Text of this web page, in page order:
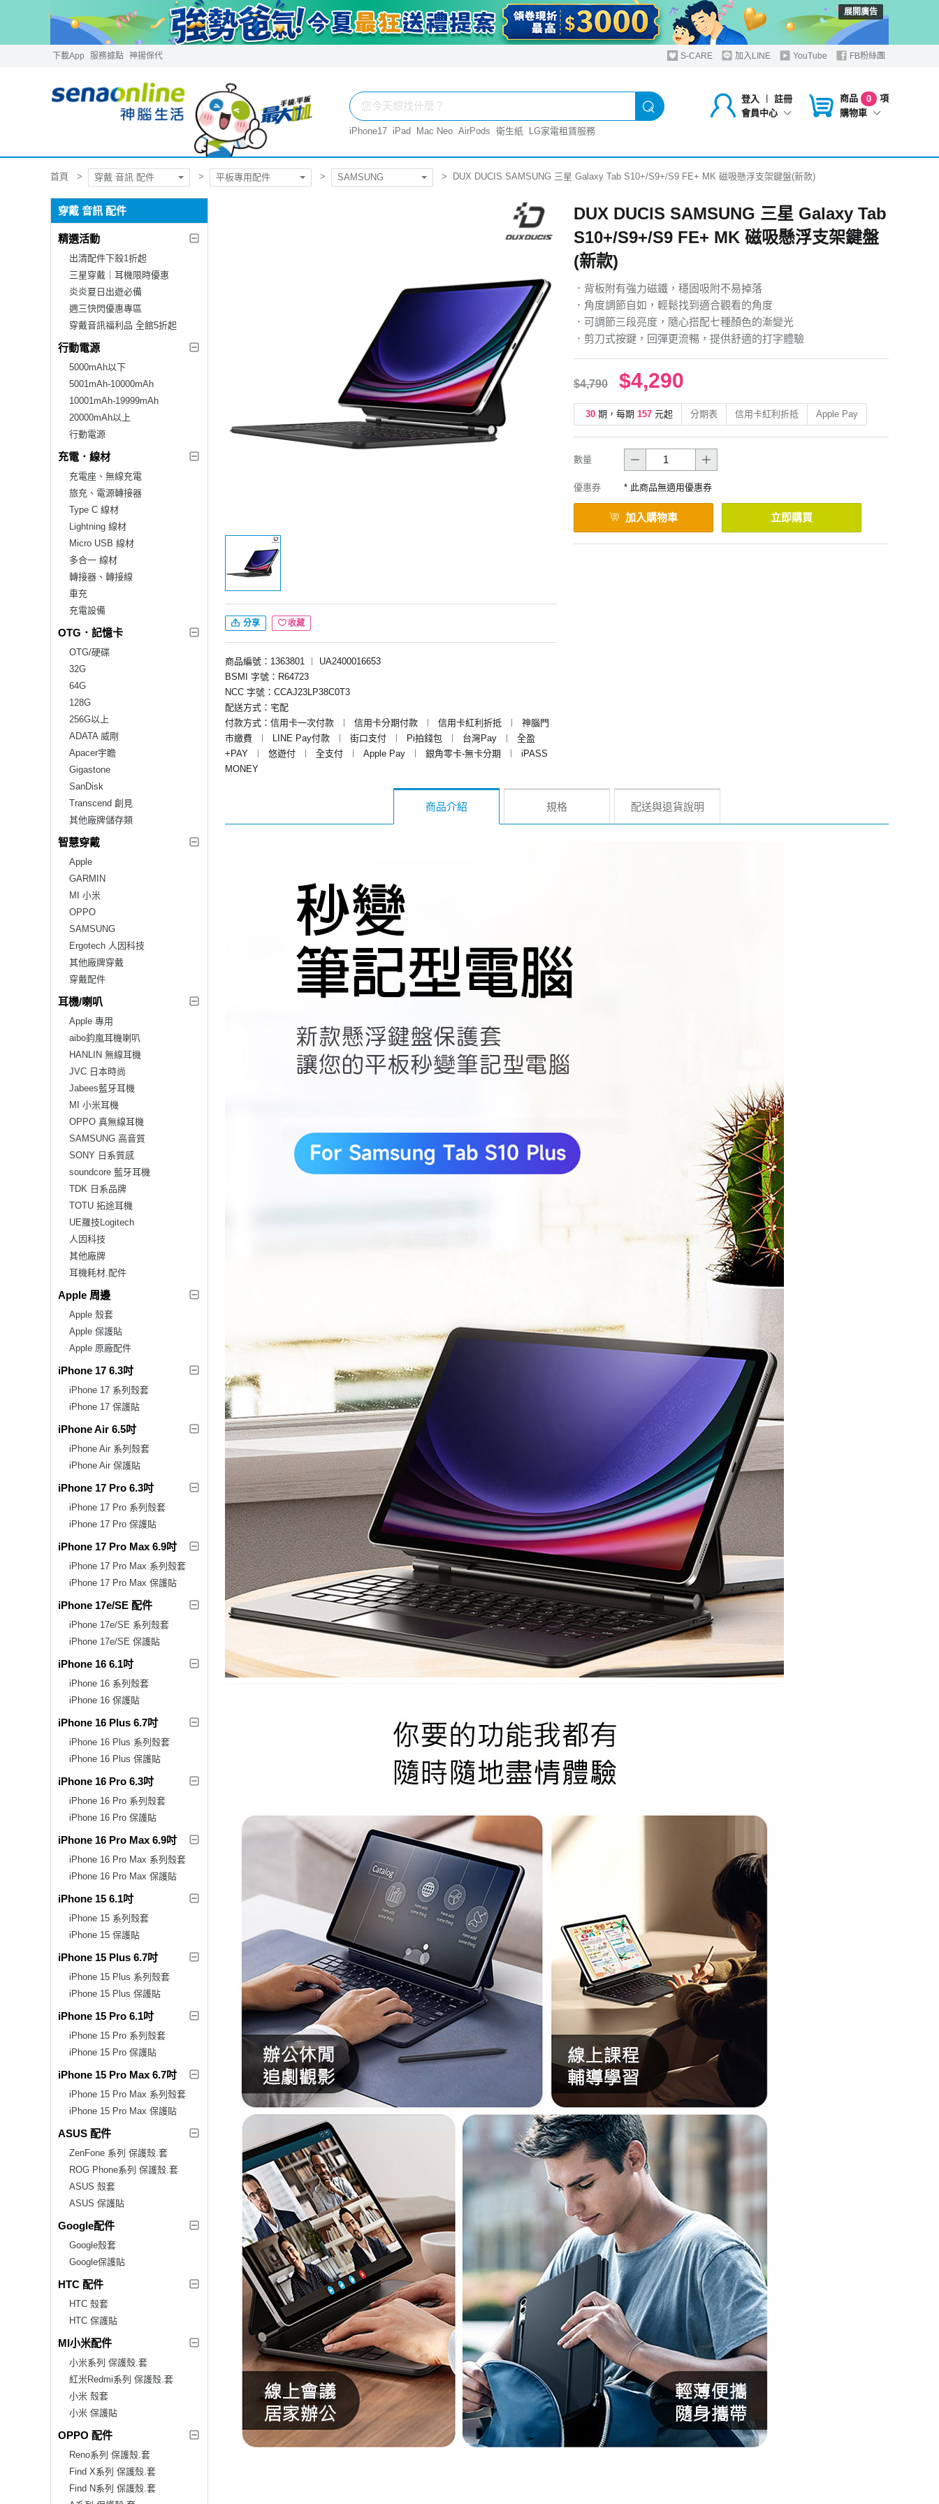
展開廣告
下載App 服務據點 神揚保代 S-CARE 加入LINE YouTube FB粉絲團
登入 ︱
註冊
會員中心
商品 0
項
購物車
iPhone17 iPad Mac Neo AirPods 衛生紙 LG家電租賃服務
首頁 穿戴 音訊 配件 平板專用配件 SAMSUNG DUX DUCIS SAMSUNG 三星 Galaxy Tab S10+/S9+/S9 FE+ MK 磁吸懸浮支架鍵盤(新款)
穿戴 音訊 配件
精選活動
出清配件下殺1折起
三星穿戴｜耳機限時優惠
炎炎夏日出遊必備
週三快閃優惠專區
穿戴音訊福利品 全館5折起
行動電源
5000mAh以下
5001mAh-10000mAh
10001mAh-19999mAh
20000mAh以上
行動電源
充電．線材
充電座、無線充電
旅充、電源轉接器
Type C 線材
Lightning 線材
Micro USB 線材
多合一 線材
轉接器、轉接線
車充
充電設備
OTG．記憶卡
OTG/硬碟
32G
64G
128G
256G以上
ADATA 威剛
Apacer宇瞻
Gigastone
SanDisk
Transcend 創見
其他廠牌儲存類
智慧穿戴
Apple
GARMIN
MI 小米
OPPO
SAMSUNG
Ergotech 人因科技
其他廠牌穿戴
穿戴配件
耳機/喇叭
Apple 專用
aibo鈞嵐耳機喇叭
HANLIN 無線耳機
JVC 日本時尚
Jabees藍牙耳機
MI 小米耳機
OPPO 真無線耳機
SAMSUNG 高音質
SONY 日系質感
soundcore 藍牙耳機
TDK 日系品牌
TOTU 拓途耳機
UE羅技Logitech
人因科技
其他廠牌
耳機耗材.配件
Apple 周邊
Apple 殼套
Apple 保護貼
Apple 原廠配件
iPhone 17 6.3吋
iPhone 17 系列殼套
iPhone 17 保護貼
iPhone Air 6.5吋
iPhone Air 系列殼套
iPhone Air 保護貼
iPhone 17 Pro 6.3吋
iPhone 17 Pro 系列殼套
iPhone 17 Pro 保護貼
iPhone 17 Pro Max 6.9吋
iPhone 17 Pro Max 系列殼套
iPhone 17 Pro Max 保護貼
iPhone 17e/SE 配件
iPhone 17e/SE 系列殼套
iPhone 17e/SE 保護貼
iPhone 16 6.1吋
iPhone 16 系列殼套
iPhone 16 保護貼
iPhone 16 Plus 6.7吋
iPhone 16 Plus 系列殼套
iPhone 16 Plus 保護貼
iPhone 16 Pro 6.3吋
iPhone 16 Pro 系列殼套
iPhone 16 Pro 保護貼
iPhone 16 Pro Max 6.9吋
iPhone 16 Pro Max 系列殼套
iPhone 16 Pro Max 保護貼
iPhone 15 6.1吋
iPhone 15 系列殼套
iPhone 15 保護貼
iPhone 15 Plus 6.7吋
iPhone 15 Plus 系列殼套
iPhone 15 Plus 保護貼
iPhone 15 Pro 6.1吋
iPhone 15 Pro 系列殼套
iPhone 15 Pro 保護貼
iPhone 15 Pro Max 6.7吋
iPhone 15 Pro Max 系列殼套
iPhone 15 Pro Max 保護貼
ASUS 配件
ZenFone 系列 保護殼.套
ROG Phone系列 保護殼.套
ASUS 殼套
ASUS 保護貼
Google配件
Google殼套
Google保護貼
HTC 配件
HTC 殼套
HTC 保護貼
MI小米配件
小米系列 保護殼.套
紅米Redmi系列 保護殼.套
小米 殼套
小米 保護貼
OPPO 配件
Reno系列 保護殼.套
Find X系列 保護殼.套
Find N系列 保護殼.套
分享 收藏
商品編號：1363801 ︱
UA2400016653
BSMI 字號：R64723
NCC 字號：CCAJ23LP38C0T3
配送方式：宅配
付款方式：信用卡一次付款
︱ 信用卡分期付款 ︱ 信用卡紅利折抵 ︱
神腦門
市繳費
︱ LINE Pay付款 ︱ 街口支付 ︱ Pi拍錢包 ︱ 台灣Pay ︱
全盈
+PAY
︱ 悠遊付 ︱ 全支付 ︱ Apple Pay ︱ 銀角零卡-無卡分期 ︱
iPASS
MONEY
DUX DUCIS SAMSUNG 三星 Galaxy Tab
S10+/S9+/S9 FE+ MK 磁吸懸浮支架鍵盤
(新款)
．背板附有強力磁鐵，穩固吸附不易掉落
．角度調節自如，輕鬆找到適合觀看的角度
．可調節三段亮度，隨心搭配七種顏色的漸變光
．剪刀式按鍵，回彈更流暢，提供舒適的打字體驗
$4,790 $4,290
30 期，每期 157 元起 分期表 信用卡紅利折抵 Apple Pay
數量
優惠券 * 此商品無適用優惠券
加入購物車 立即購買
商品介紹 規格 配送與退貨說明